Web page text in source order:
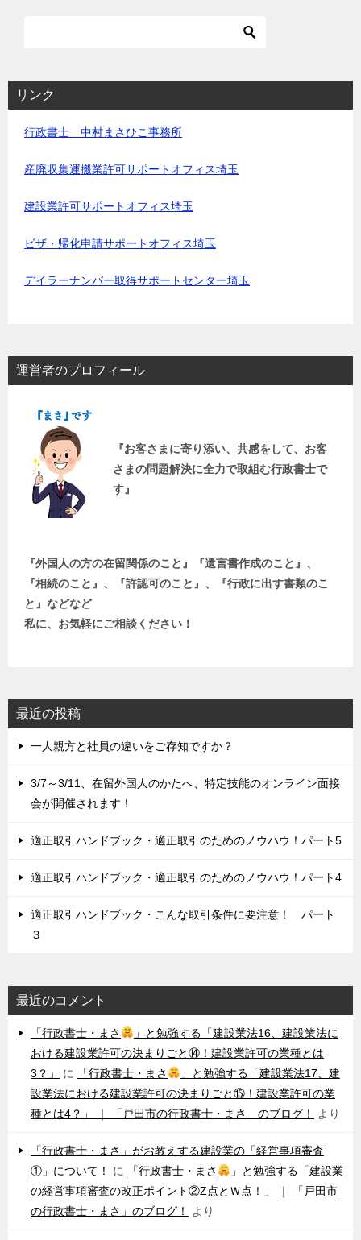
リンク
行政書士 中村まさひこ事務所
産廃収集運搬業許可サポートオフィス埼玉
建設業許可サポートオフィス埼玉
ビザ・帰化申請サポートオフィス埼玉
デイラーナンバー取得サポートセンター埼玉
運営者のプロフィール
『お客さまに寄り添い、共感をして、お客
さまの問題解決に全力で取組む行政書士で
す』
『外国人の方の在留関係のこと』『遺言書作成のこと』、
『相続のこと』、『許認可のこと』、『行政に出す書類のこ
と』などなど
私に、お気軽にご相談ください！
最近の投稿
一人親方と社員の違いをご存知ですか？
3/7～3/11、在留外国人のかたへ、特定技能のオンライン面接
会が開催されます！
適正取引ハンドブック・適正取引のためのノウハウ！パート5
適正取引ハンドブック・適正取引のためのノウハウ！パート4
適正取引ハンドブック・こんな取引条件に要注意！ パート
３
最近のコメント
「行政書士・まさ
」と勉強する「建設業法16、建設業法に
おける建設業許可の決まりごと⑭！建設業許可の業種とは
3？」
に 「行政書士・まさ
」と勉強する「建設業法17、建
設業法における建設業許可の決まりごと⑮！建設業許可の業
種とは4？」 ｜ 「戸田市の行政書士・まさ」のブログ！
より
「行政書士・まさ」がお教えする建設業の「経営事項審査
①」について！
に 「行政書士・まさ
」と勉強する「建設業
の経営事項審査の改正ポイント②Z点とＷ点！」 ｜ 「戸田市
の行政書士・まさ」のブログ！
より